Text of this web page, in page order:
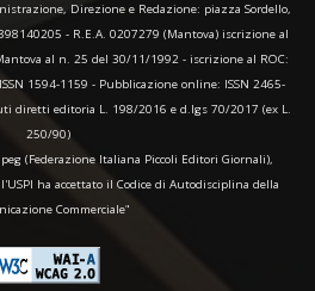
Direzione e Redazione: piazza Sordello,
- R.E.A. 0207279 (Mantova) iscrizione al
al n. 25 del 30/11/1992 - iscrizione al ROC:
1594-1159 - Pubblicazione online: ISSN 2465-
diretti editoria L. 198/2016 e d.lgs 70/2017 (ex L.
250/90)
(Federazione Italiana Piccoli Editori Giornali),
ha accettato il Codice di Autodisciplina della
Commerciale"